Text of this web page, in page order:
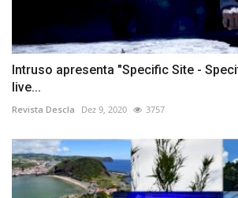
Intruso apresenta "Specific Site -
live...
Revista Descla Dez 9, 2020 3757